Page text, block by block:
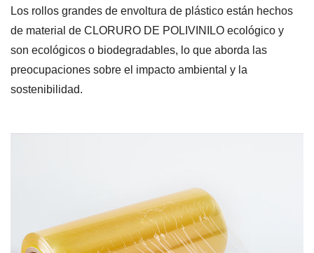
Los rollos grandes de envoltura de plástico están hechos
de material de CLORURO DE POLIVINILO ecológico y
son ecológicos o biodegradables, lo que aborda las
preocupaciones sobre el impacto ambiental y la
sostenibilidad.